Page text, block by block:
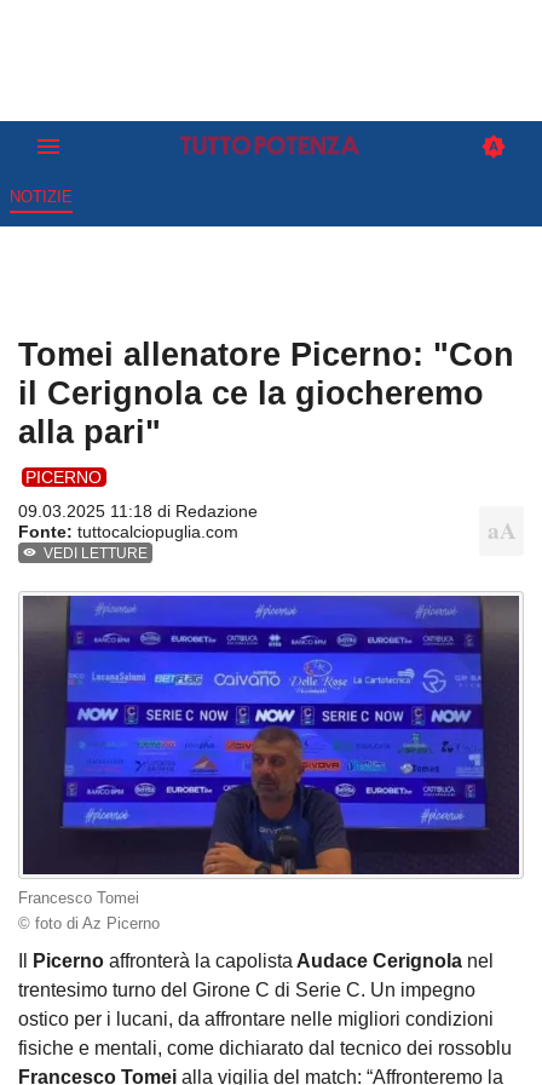
NOTIZIE
Tomei allenatore Picerno: "Con
il Cerignola ce la giocheremo
alla pari"
PICERNO
09.03.2025 11:18 di Redazione
Fonte: tuttocalciopuglia.com
VEDI LETTURE
Francesco Tomei
© foto di Az Picerno
Picerno affronterà la capolistaAudace Cerignola nel
trentesimo turno del Girone C di Serie C. Un impegno
ostico per i lucani, da affrontare nelle migliori condizioni
fisiche e mentali, come dichiarato dal tecnico dei rossoblu
Francesco Tomei alla vigilia del match: “Affronteremo la